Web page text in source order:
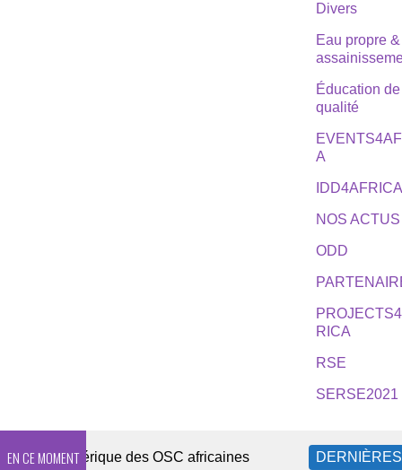
Divers
Eau propre &
Éducation de
qualité
A
NOS ACTUS
ODD
RICA
RSE
SERSE2021
EN CE MOMENT
numérique des OSC africaines DERNIÈRES